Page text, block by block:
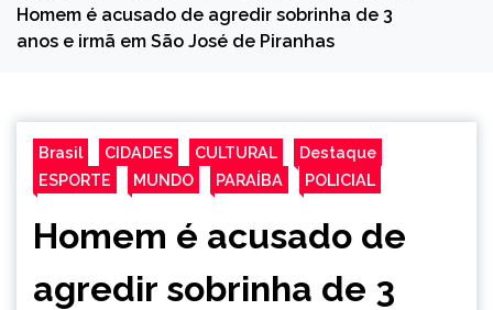
Homem é acusado de agredir sobrinha de 3
anos e irmã em São José de Piranhas
Brasil CIDADES CULTURAL
Destaque
ESPORTE
MUNDO PARAÍBA POLICIAL
Homem é acusado de
agredir sobrinha de 3